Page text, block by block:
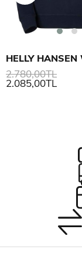
2.085,00TL
2.780,00TL